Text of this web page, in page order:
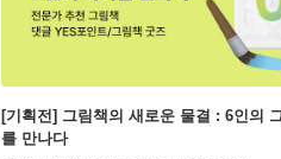
[기획전] 그림책의 새로운 물결 : 6인의
를 만나다